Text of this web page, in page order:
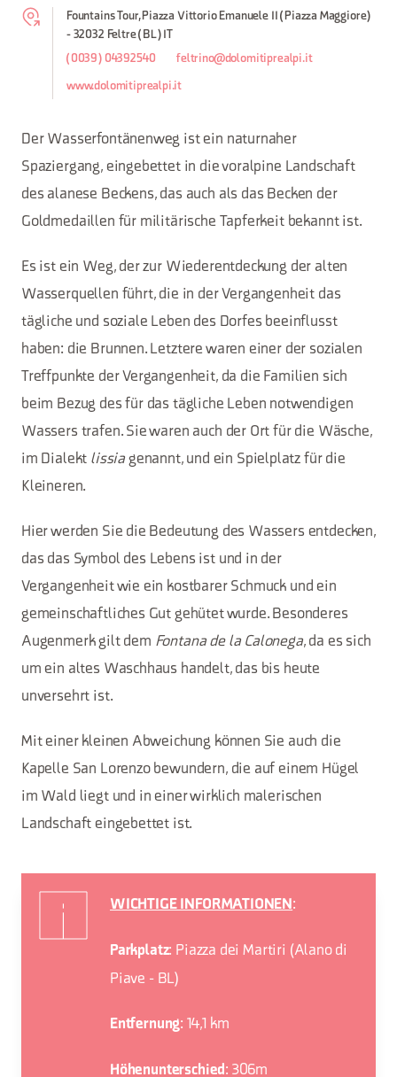
Fountains Tour, Piazza Vittorio Emanuele II (Piazza Maggiore)
- 32032 Feltre (BL) IT
(0039) 04392540 feltrino@dolomitiprealpi.it
www.dolomitiprealpi.it
Der Wasserfontänenweg ist ein naturnaher
Spaziergang, eingebettet in die voralpine Landschaft
des alanese Beckens, das auch als das Becken der
Goldmedaillen für militärische Tapferkeit bekannt ist.
Es ist ein Weg, der zur Wiederentdeckung der alten
Wasserquellen führt, die in der Vergangenheit das
tägliche und soziale Leben des Dorfes beeinflusst
haben: die Brunnen. Letztere waren einer der sozialen
Treffpunkte der Vergangenheit, da die Familien sich
beim Bezug des für das tägliche Leben notwendigen
Wassers trafen. Sie waren auch der Ort für die Wäsche,
im Dialekt lissia genannt, und ein Spielplatz für die
Kleineren.
Hier werden Sie die Bedeutung des Wassers entdecken,
das das Symbol des Lebens ist und in der
Vergangenheit wie ein kostbarer Schmuck und ein
gemeinschaftliches Gut gehütet wurde. Besonderes
Augenmerk gilt dem Fontana de la Calonega, da es sich
um ein altes Waschhaus handelt, das bis heute
unversehrt ist.
Mit einer kleinen Abweichung können Sie auch die
Kapelle San Lorenzo bewundern, die auf einem Hügel
im Wald liegt und in einer wirklich malerischen
Landschaft eingebettet ist.
WICHTIGE INFORMATIONEN :
Parkplatz: Piazza dei Martiri (Alano di
Piave - BL)
Entfernung: 14,1 km
Höhenunterschied : 306m